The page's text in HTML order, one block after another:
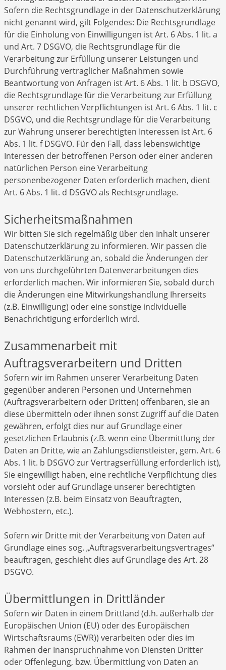
Sofern die Rechtsgrundlage in der Datenschutzerklärung
nicht genannt wird, gilt Folgendes: Die Rechtsgrundlage
für die Einholung von Einwilligungen ist Art. 6 Abs. 1 lit. a
und Art. 7 DSGVO, die Rechtsgrundlage für die
Verarbeitung zur Erfüllung unserer Leistungen und
Durchführung vertraglicher Maßnahmen sowie
Beantwortung von Anfragen ist Art. 6 Abs. 1 lit. b DSGVO,
die Rechtsgrundlage für die Verarbeitung zur Erfüllung
unserer rechtlichen Verpflichtungen ist Art. 6 Abs. 1 lit. c
DSGVO, und die Rechtsgrundlage für die Verarbeitung
zur Wahrung unserer berechtigten Interessen ist Art. 6
Abs. 1 lit. f DSGVO. Für den Fall, dass lebenswichtige
Interessen der betroffenen Person oder einer anderen
natürlichen Person eine Verarbeitung
personenbezogener Daten erforderlich machen, dient
Art. 6 Abs. 1 lit. d DSGVO als Rechtsgrundlage.
Sicherheitsmaßnahmen
Wir bitten Sie sich regelmäßig über den Inhalt unserer
Datenschutzerklärung zu informieren. Wir passen die
Datenschutzerklärung an, sobald die Änderungen der
von uns durchgeführten Datenverarbeitungen dies
erforderlich machen. Wir informieren Sie, sobald durch
die Änderungen eine Mitwirkungshandlung Ihrerseits
(z.B. Einwilligung) oder eine sonstige individuelle
Benachrichtigung erforderlich wird.
Zusammenarbeit mit
Auftragsverarbeitern und Dritten
Sofern wir im Rahmen unserer Verarbeitung Daten
gegenüber anderen Personen und Unternehmen
(Auftragsverarbeitern oder Dritten) offenbaren, sie an
diese übermitteln oder ihnen sonst Zugriff auf die Daten
gewähren, erfolgt dies nur auf Grundlage einer
gesetzlichen Erlaubnis (z.B. wenn eine Übermittlung der
Daten an Dritte, wie an Zahlungsdienstleister, gem. Art. 6
Abs. 1 lit. b DSGVO zur Vertragserfüllung erforderlich ist),
Sie eingewilligt haben, eine rechtliche Verpflichtung dies
vorsieht oder auf Grundlage unserer berechtigten
Interessen (z.B. beim Einsatz von Beauftragten,
Webhostern, etc.).
Sofern wir Dritte mit der Verarbeitung von Daten auf
Grundlage eines sog. „Auftragsverarbeitungsvertrages“
beauftragen, geschieht dies auf Grundlage des Art. 28
DSGVO.
Übermittlungen in Drittländer
Sofern wir Daten in einem Drittland (d.h. außerhalb der
Europäischen Union (EU) oder des Europäischen
Wirtschaftsraums (EWR)) verarbeiten oder dies im
Rahmen der Inanspruchnahme von Diensten Dritter
oder Offenlegung, bzw. Übermittlung von Daten an